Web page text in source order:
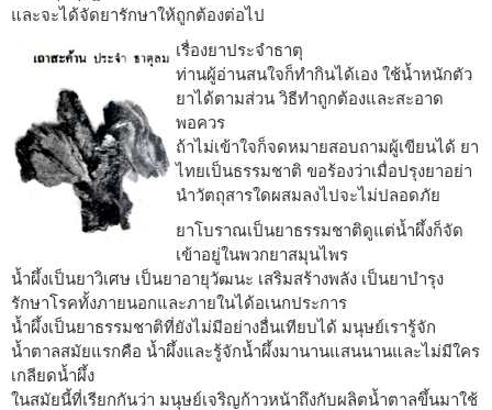
และจะได้จัดยารักษาให้ถูกต้องต่อไป
เรื่องยาประจำธาตุ
ท่านผู้อ่านสนใจก็ทำกินได้เอง ใช้น้ำหนักตัว
ยาได้ตามส่วน วิธีทำถูกต้องและสะอาด
พอควร
ถ้าไม่เข้าใจก็จดหมายสอบถามผู้เขียนได้ ยา
ไทยเป็นธรรมชาติ ขอร้องว่าเมื่อปรุงยาอย่า
นำวัตถุสารใดผสมลงไปจะไม่ปลอดภัย
ยาโบราณเป็นยาธรรมชาติดูแต่น้ำผึ้งก็จัด
เข้าอยู่ในพวกยาสมุนไพร
น้ำผึ้งเป็นยาวิเศษ เป็นยาอายุวัฒนะ เสริมสร้างพลัง เป็นยาบำรุง
รักษาโรคทั้งภายนอกและภายในได้อเนกประการ
น้ำผึ้งเป็นยาธรรมชาติที่ยังไม่มีอย่างอื่นเทียบได้ มนุษย์เรารู้จัก
น้ำตาลสมัยแรกคือ น้ำผึ้งและรู้จักน้ำผึ้งมานานแสนนานและไม่มีใคร
เกลียดน้ำผึ้ง
ในสมัยนี้ที่เรียกกันว่า มนุษย์เจริญก้าวหน้าถึงกับผลิตน้ำตาลขึ้นมาใช้